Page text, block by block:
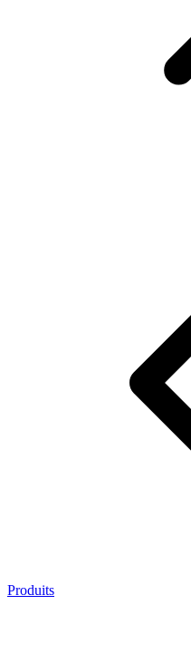
Produits